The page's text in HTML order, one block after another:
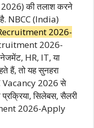
l bl
r
gr
a
m
gl
e
Tr
n
sl
at
2026) की तलाश करने
NBCC (India)
2026-
2026-
HR, IT, या
हैं, तो यह सुनहरा
Vacancy 2026 से
सिलेबस, सैलरी
2026-Apply